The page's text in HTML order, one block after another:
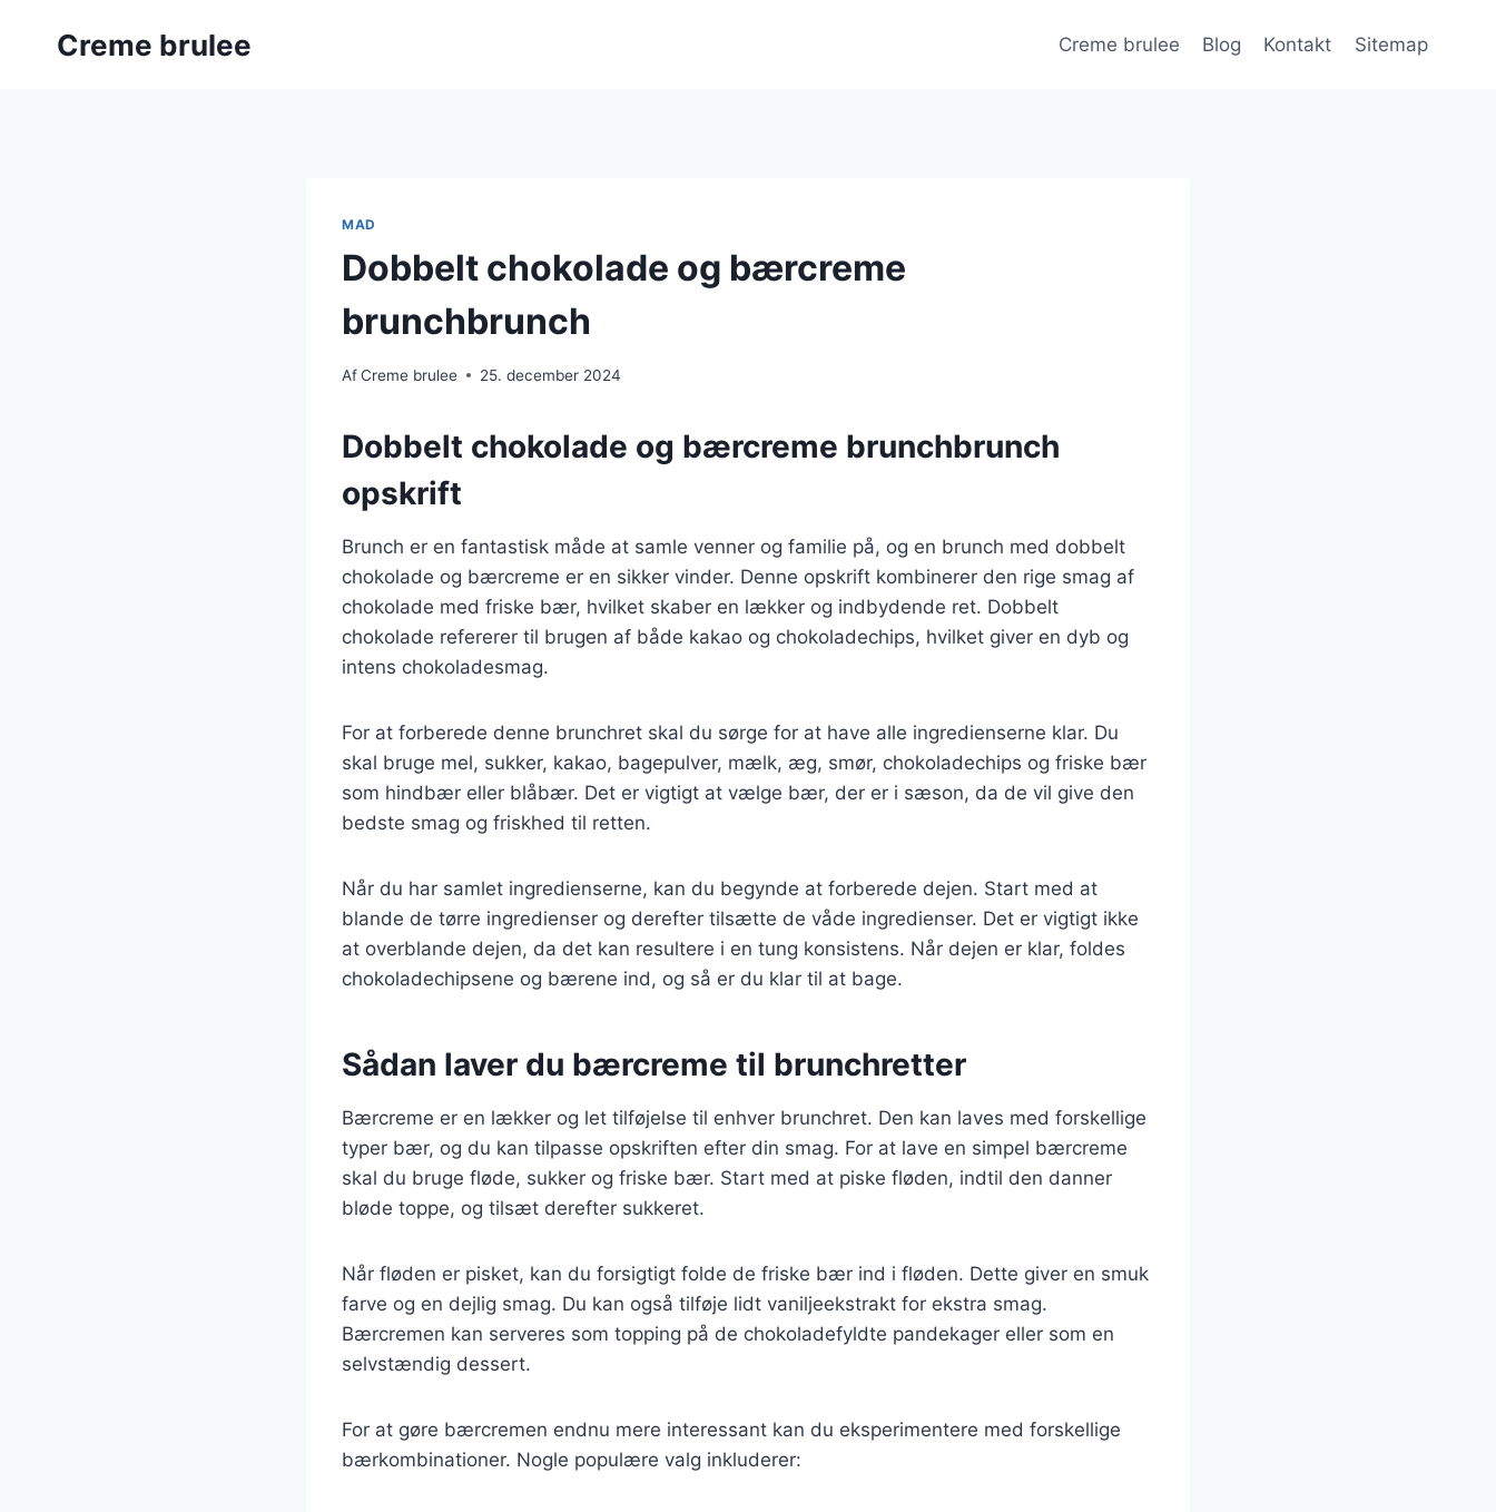
Creme brulee Creme brulee Blog Kontakt Sitemap
MAD
Dobbelt chokolade og bærcreme
brunchbrunch
AfCreme brulee 25. december 2024
Dobbelt chokolade og bærcreme brunchbrunch
opskrift
Brunch er en fantastisk måde at samle venner og familie på, og en brunch med dobbelt
chokolade og bærcreme er en sikker vinder. Denne opskrift kombinerer den rige smag af
chokolade med friske bær, hvilket skaber en lækker og indbydende ret. Dobbelt
chokolade refererer til brugen af både kakao og chokoladechips, hvilket giver en dyb og
intens chokoladesmag.
For at forberede denne brunchret skal du sørge for at have alle ingredienserne klar. Du
skal bruge mel, sukker, kakao, bagepulver, mælk, æg, smør, chokoladechips og friske bær
som hindbær eller blåbær. Det er vigtigt at vælge bær, der er i sæson, da de vil give den
bedste smag og friskhed til retten.
Når du har samlet ingredienserne, kan du begynde at forberede dejen. Start med at
blande de tørre ingredienser og derefter tilsætte de våde ingredienser. Det er vigtigt ikke
at overblande dejen, da det kan resultere i en tung konsistens. Når dejen er klar, foldes
chokoladechipsene og bærene ind, og så er du klar til at bage.
Sådan laver du bærcreme til brunchretter
Bærcreme er en lækker og let tilføjelse til enhver brunchret. Den kan laves med forskellige
typer bær, og du kan tilpasse opskriften efter din smag. For at lave en simpel bærcreme
skal du bruge fløde, sukker og friske bær. Start med at piske fløden, indtil den danner
bløde toppe, og tilsæt derefter sukkeret.
Når fløden er pisket, kan du forsigtigt folde de friske bær ind i fløden. Dette giver en smuk
farve og en dejlig smag. Du kan også tilføje lidt vaniljeekstrakt for ekstra smag.
Bærcremen kan serveres som topping på de chokoladefyldte pandekager eller som en
selvstændig dessert.
For at gøre bærcremen endnu mere interessant kan du eksperimentere med forskellige
bærkombinationer. Nogle populære valg inkluderer: